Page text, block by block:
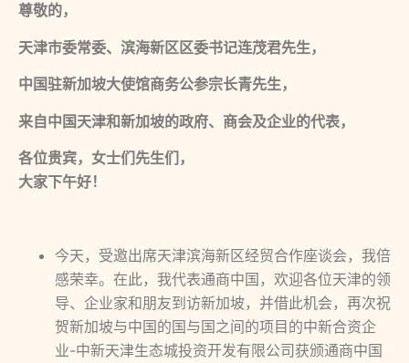
尊敬的，
天津市委常委、滨海新区区委书记连茂君先生，
中国驻新加坡大使馆商务公参宗长青先生，
来自中国天津和新加坡的政府、商会及企业的代表，
各位贵宾，女士们先生们，
大家下午好！
今天，受邀出席天津滨海新区经贸合作座谈会，我倍
感荣幸。在此，我代表通商中国，欢迎各位天津的领
导、企业家和朋友到访新加坡，并借此机会，再次祝
贺新加坡与中国的国与国之间的项目的中新合资企
业-中新天津生态城投资开发有限公司获颁通商中国